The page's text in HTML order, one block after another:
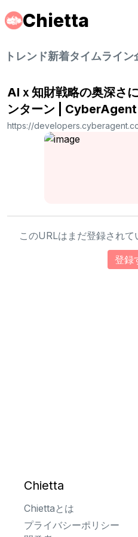
Chietta
トレンド新着タイムライン
AIｘ知財戦略の奥深さ
ンターン |
https://
このURLはまだ登録され
登録
Chietta
Chiettaとは
プライバシーポリシー